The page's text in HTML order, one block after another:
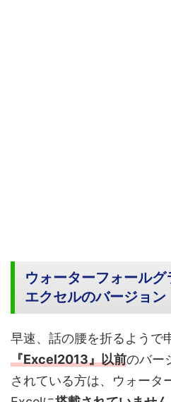
ウォーターフォール
エクセルのバージョン
早速、話の腰を折るようで
『Excel2013』以前のバー
されている方は、ウォータ